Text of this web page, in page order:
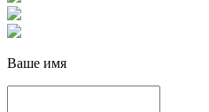
Ваше имя